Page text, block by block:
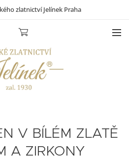
zlatnictví Jelínek Praha
V BÍLÉM ZLATĚ
A ZIRKONY